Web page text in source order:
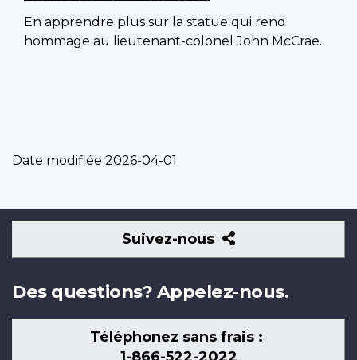
En apprendre plus sur la statue qui rend
hommage au lieutenant-colonel John McCrae.
Date modifiée 2026-04-01
Suivez-nous
Suivez-
nous
Des questions? Appelez-nous.
Téléphonez sans frais :